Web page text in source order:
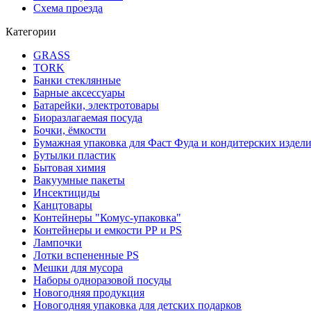
Схема проезда
Категории
GRASS
TORK
Банки стеклянные
Барные аксессуары
Батарейки, электротовары
Биоразлагаемая посуда
Бочки, ёмкости
Бумажная упаковка для Фаст Фуда и кондитерских
Бутылки пластик
Бытовая химия
Вакуумные пакеты
Инсектициды
Канцтовары
Контейнеры "Комус-упаковка"
Контейнеры и емкости РР и PS
Лампочки
Лотки вспененные PS
Мешки для мусора
Наборы одноразовой посуды
Новогодняя продукция
Новогодняя упаковка для детских подарков